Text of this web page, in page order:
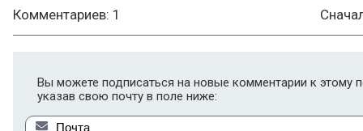
Комментариев: 1
Вы можете подписаться на новые комментарии к этому
указав свою почту в поле ниже: